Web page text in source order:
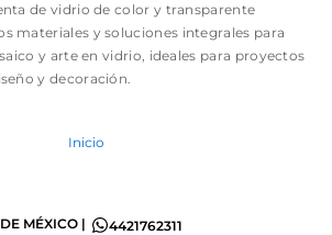
de vidrio de color y transparente
materiales y soluciones integrales para
y arte en vidrio, ideales para proyectos
y decoración.
Inicio
MÉXICO |
4421762311